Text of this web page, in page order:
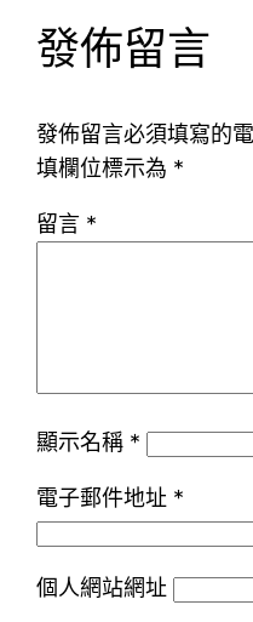
發佈留言
發佈留言必須填寫的
填欄位標示為 *
留言 *
顯示名稱 *
電子郵件地址 *
個人網站網址